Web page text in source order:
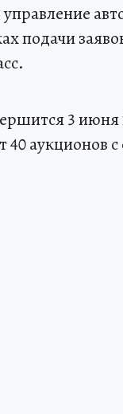
подачи
3
аукционов